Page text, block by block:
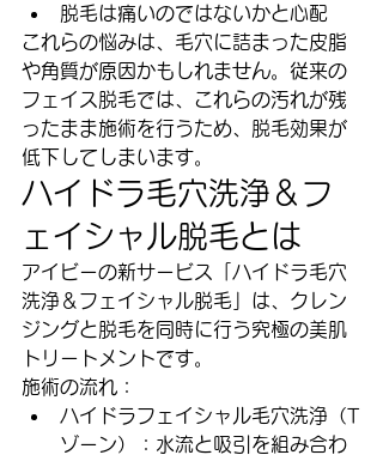
脱毛は痛いのではないかと心配
これらの悩みは、毛穴に詰まった皮脂
や角質が原因かもしれません。従来の
フェイス脱毛では、これらの汚れが残
ったまま施術を行うため、脱毛効果が
低下してしまいます。
ハイドラ毛穴洗浄＆フ
ェイシャル脱毛とは
アイビーの新サービス「ハイドラ毛穴
洗浄＆フェイシャル脱毛」は、クレン
ジングと脱毛を同時に行う究極の美肌
トリートメントです。
施術の流れ：
ハイドラフェイシャル毛穴洗浄（T
ゾーン）：水流と吸引を組み合わ